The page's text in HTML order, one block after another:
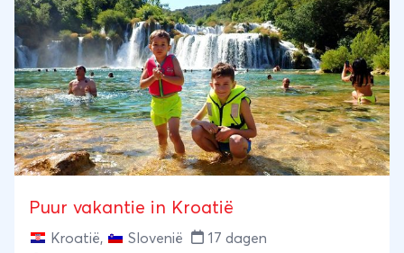
Puur vakantie in Kroatië
Kroatië, Slovenië
17 dagen